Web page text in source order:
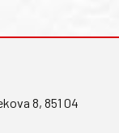
8, 851 04